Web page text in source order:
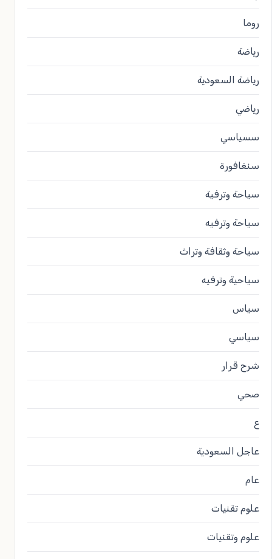
روما
رياضة
رياضة السعودية
رياضي
سسياسي
سنغافورة
سياحة وترفية
سياحة وترفيه
سياحة وثقافة وتراث
سياحية وترفيه
سياس
سياسي
شرح قرار
صحي
ع
عاجل السعودية
عام
علوم تقنيات
علوم وتقنيات